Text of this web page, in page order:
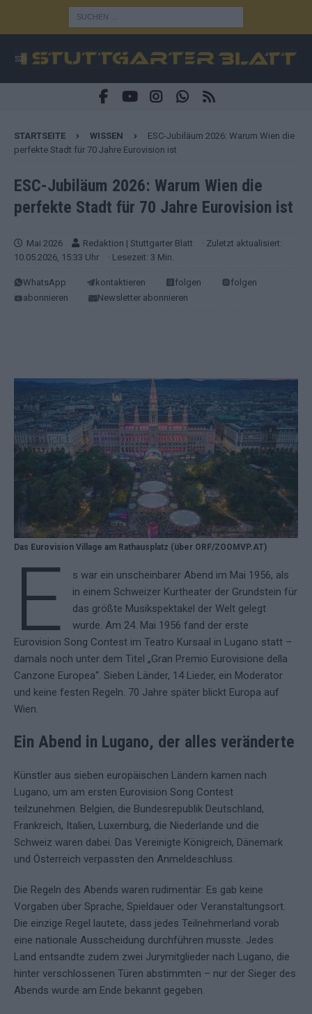
STARTSEITE WISSEN
ESC-Jubiläum 2026: Warum Wien die
perfekte Stadt für 70 Jahre Eurovision ist
ESC-Jubiläum 2026: Warum Wien die
perfekte Stadt für 70 Jahre Eurovision ist
Mai 2026 Redaktion | Stuttgarter Blatt
· Zuletzt aktualisiert:
10.05.2026, 15:33 Uhr
· Lesezeit: 3 Min.
WhatsApp kontaktieren folgen
folgen
abonnieren
Newsletter abonnieren
Das Eurovision Village am Rathausplatz (über ORF/ZOOMVP.AT)
E
s war ein unscheinbarer Abend im Mai 1956, als
in einem Schweizer Kurtheater der Grundstein für
das größte Musikspektakel der Welt gelegt
wurde. Am 24. Mai 1956 fand der erste
Eurovision Song Contest im Teatro Kursaal in Lugano statt –
damals noch unter dem Titel „Gran Premio Eurovisione della
Canzone Europea“. Sieben Länder, 14 Lieder, ein Moderator
und keine festen Regeln. 70 Jahre später blickt Europa auf
Wien.
Ein Abend in Lugano, der alles veränderte
Künstler aus sieben europäischen Ländern kamen nach
Lugano, um am ersten Eurovision Song Contest
teilzunehmen. Belgien, die Bundesrepublik Deutschland,
Frankreich, Italien, Luxemburg, die Niederlande und die
Schweiz waren dabei. Das Vereinigte Königreich, Dänemark
und Österreich verpassten den Anmeldeschluss.
Die Regeln des Abends waren rudimentär: Es gab keine
Vorgaben über Sprache, Spieldauer oder Veranstaltungsort.
Die einzige Regel lautete, dass jedes Teilnehmerland vorab
eine nationale Ausscheidung durchführen musste. Jedes
Land entsandte zudem zwei Jurymitglieder nach Lugano, die
hinter verschlossenen Türen abstimmten – nur der Sieger des
Abends wurde am Ende bekannt gegeben.